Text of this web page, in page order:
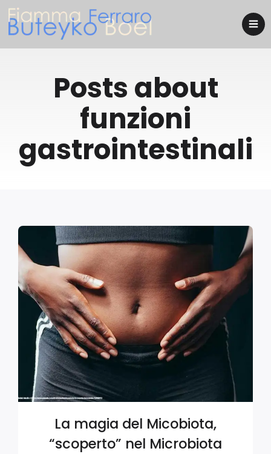
Posts about
funzioni
gastrointestinali
La magia del Micobiota,
“scoperto” nel Microbiota